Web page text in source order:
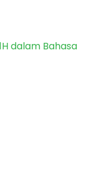
dalam Bahasa